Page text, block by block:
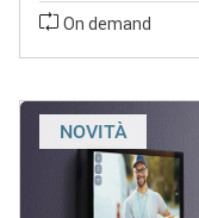
On demand
NOVITÀ